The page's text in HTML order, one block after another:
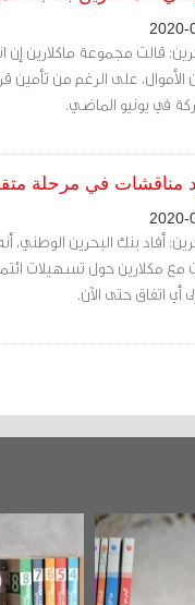
قالت مجموعة ماكلارين
في يونيو الماضي.
مناقشات في مرحلة
أفاد بنك البحرين الوطني،
مع مكلارين حول تسهيلات
أي اتفاق حتى الآن.
جديدة
عسكري